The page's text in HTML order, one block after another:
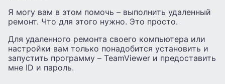
Я могу вам в этом помочь – выполнить удаленный
ремонт. Что для этого нужно. Это просто.
Для удаленного ремонта своего компьютера или
настройки вам только понадобится установить и
запустить программу – TeamViewer и предоставить
мне ID и пароль.